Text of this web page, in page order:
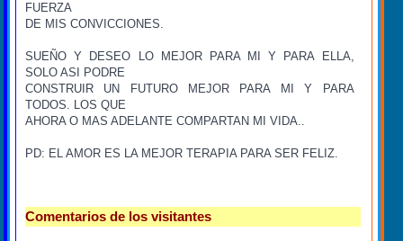
FUERZA
DE MIS CONVICCIONES.
SUEÑO Y DESEO LO MEJOR PARA MI Y PARA ELLA,
SOLO ASI PODRE
CONSTRUIR UN FUTURO MEJOR PARA MI Y PARA
TODOS. LOS QUE
AHORA O MAS ADELANTE COMPARTAN MI VIDA..
PD: EL AMOR ES LA MEJOR TERAPIA PARA SER FELIZ.
Comentarios de los visitantes